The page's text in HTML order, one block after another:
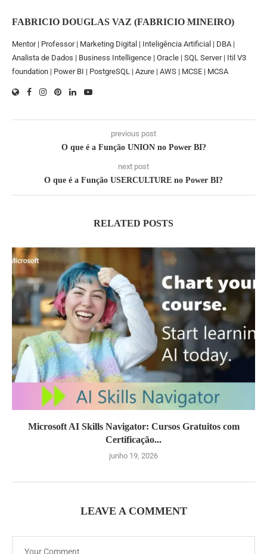
FABRICIO DOUGLAS VAZ (FABRICIO MINEIRO)
Mentor | Professor | Marketing Digital | Inteligência Artificial | DBA |
Analista de Dados | Business Intelligence | Oracle | SQL Server | Itil V3
foundation | Power BI | PostgreSQL | Azure | AWS | MCSE | MCSA
previous post
O que é a Função UNION no Power BI?
next post
O que é a Função USERCULTURE no Power BI?
RELATED POSTS
Microsoft AI Skills Navigator: Cursos Gratuitos com
Certificação...
junho 19, 2026
LEAVE A COMMENT